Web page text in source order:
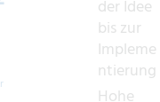
der Idee
bis zur
Impleme
ntierung
Hohe